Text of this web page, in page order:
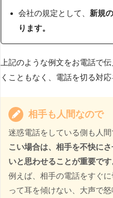
会社の規定として、 新規
ります。
上記のような例文をお電話で
くこともなく、電話を切る対
相手も人間なので
迷惑電話をしている側も人間
こい場合は、相手を不快に
いと思わせることが重要です
例えば、相手の電話をすぐ
って耳を傾けない、大声で